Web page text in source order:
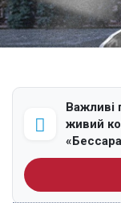
Важливі
живий